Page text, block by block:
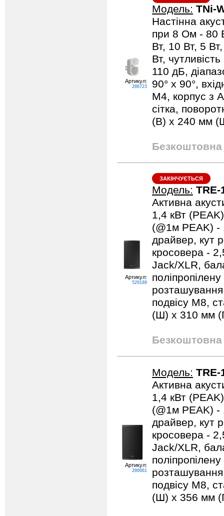
Артикул:
286723
Модель: TNi-
Настінна
при 8 Ом - 80
Вт, 10 Вт, 5
Вт,
110 дБ,
90° х 90°,
М4, корпус з
сітка,
(В) x 240 мм
Безкоштовна
Артикул:
529189
ЗАКІНЧУЄТЬСЯ
Модель: TRE-
Активна
1,4 кВт
(@1м PEAK)
драйвер, кут
кросовера -
Jack/XLR,
розташування
подвісу М8,
(Ш) x 310 мм
Безкоштовна
Артикул:
286661
Модель: TRE-
Активна
1,4 кВт
(@1м PEAK)
драйвер, кут
кросовера -
Jack/XLR,
розташування
подвісу М8,
(Ш) x 356 мм